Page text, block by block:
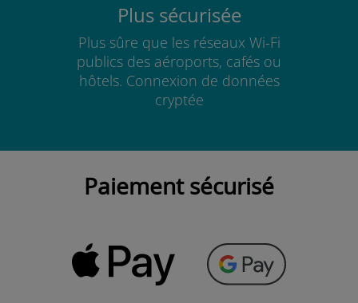
Plus sécurisée
Plus sûre que les réseaux Wi-Fi
publics des aéroports, cafés ou
hôtels. Connexion de données
cryptée
Paiement sécurisé